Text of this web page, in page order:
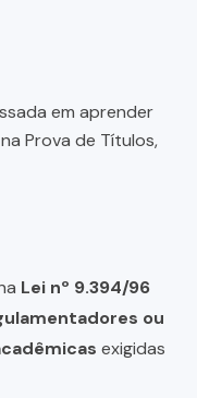
em aprender
Prova de Títulos,
Lei nº 9.394/96
ou
exigidas